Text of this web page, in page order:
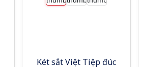
Két sắt Việt Tiệp đúc